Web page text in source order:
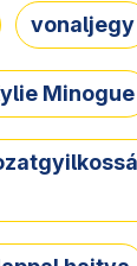
vonaljegy
Minogue